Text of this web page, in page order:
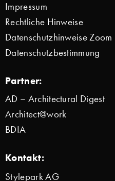
Impressum
Rechtliche Hinweise
Datenschutzhinweise Zoom
Datenschutzbestimmung
Partner:
AD – Architectural Digest
Architect@work
BDIA
Kontakt:
Stylepark AG